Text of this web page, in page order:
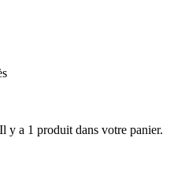
Il y a 1 produit dans votre panier.